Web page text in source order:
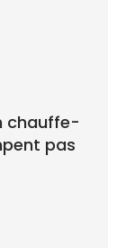
chauffe-
pas